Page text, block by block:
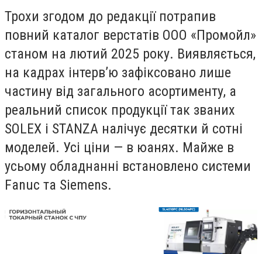
Трохи згодом до редакції потрапив
повний каталог верстатів ООО «Промойл»
станом на лютий 2025 року. Виявляється,
на кадрах інтерв’ю зафіксовано лише
частину від загального асортименту, а
реальний список продукції так званих
SOLEX і STANZA налічує десятки й сотні
моделей. Усі ціни — в юанях. Майже в
усьому обладнанні встановлено системи
Fanuc та Siemens.